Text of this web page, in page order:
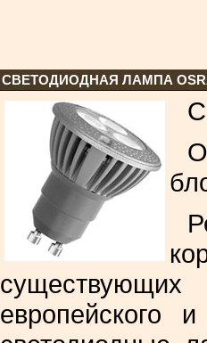
СВЕТОДИОДНАЯ ЛАМПА
европейского